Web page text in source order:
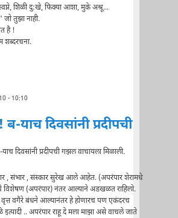
शिळी दु:खे, फिक्या आशा, मुके अश्रू...
जो तुझा नाही.
है !
शब्दरचना.
- 10:10
ब-याच दिवसांनी प्रदीपची
दिवसांनी प्रदीपची गझल वाचायला मिळाली.
, संभार , संस्कार सुरेख आले आहेत. (अपरंपार शेरामधे
विशेषण (अपरंपार) नंतर आल्याने अडखळत राहिलो.
वृत्त वगैरे बंधने आल्यानंतर हे होणारच पण एकंदरच
इत्यादी .. अपरंपार राहू दे मला माझा असे वाचले जाते